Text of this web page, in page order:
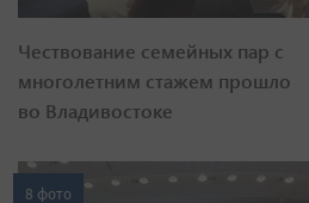
Чествование семейных пар с
многолетним стажем прошло
во Владивостоке
8 фото